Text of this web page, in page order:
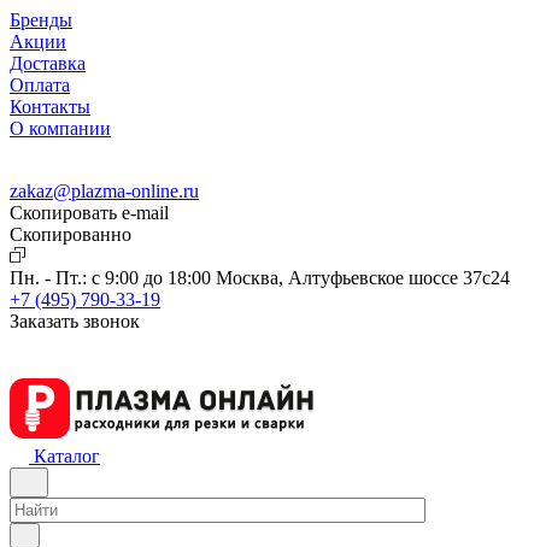
Бренды
Акции
Доставка
Оплата
Контакты
О компании
zakaz@plazma-online.ru
Скопировать e-mail
Cкопированно
Пн. - Пт.: с 9:00 до 18:00 Москва, Алтуфьевское шоссе 37с24
+7 (495) 790-33-19
Заказать звонок
Каталог